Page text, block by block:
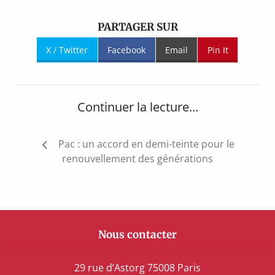
PARTAGER SUR
X / Twitter Facebook Email Pin It
Continuer la lecture...
Navigation
Pac : un accord en demi-teinte pour le
renouvellement des générations
Nous contacter
29 rue d’Astorg 75008 Paris